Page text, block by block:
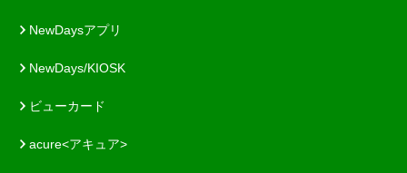
NewDaysアプリ
NewDays/KIOSK
ビューカード
acure<アキュア>